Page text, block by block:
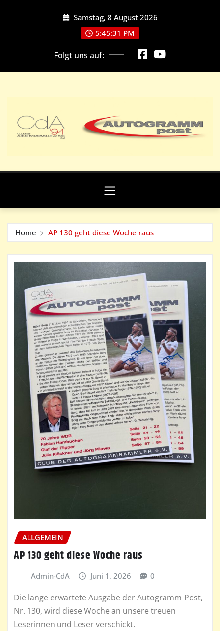
Samstag, 8 August 2026
5:45:32 PM
Folgt uns auf:
Home AP 130 geht diese Woche raus
ALLGEMEIN
AP 130 geht diese Woche raus
Admin-CdA Juni 1, 2026 0
Die lange erwartete Ausgabe der Autogramm-Post,
Nr. 130, wird diese Woche an unsere treuen
Leserinnen und Leser verschickt.